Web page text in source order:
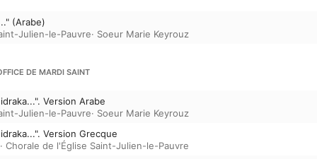
(Arabe)
Julien-le-Pauvre· Soeur Marie Keyrouz
DE MARDI SAINT
Version Arabe
Julien-le-Pauvre· Soeur Marie Keyrouz
Version Grecque
· Chorale de l'Église Saint-Julien-le-Pauvre